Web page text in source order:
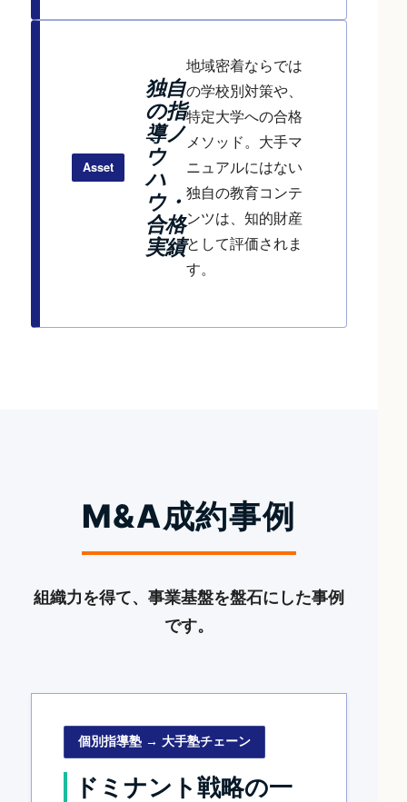
Asset
独自
の指
導ノ
ウ
ハ
ウ・
合格
実績
地域密着ならでは
の学校別対策や、
特定大学への合格
メソッド。大手マ
ニュアルにはない
独自の教育コンテ
ンツは、知的財産
として評価されま
す。
M&A成約事例
組織力を得て、事業基盤を盤石にした事例
です。
個別指導塾 → 大手塾チェーン
ドミナント戦略の一